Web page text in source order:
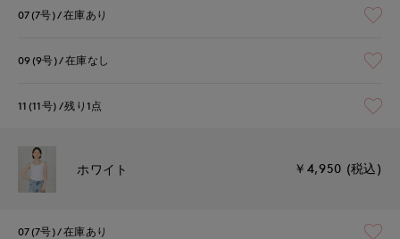
07(7号) 在庫あり
09(9号) 在庫なし
11(11号) 残り1点
ホワイト ￥4,950 (税込)
07(7号) 在庫あり